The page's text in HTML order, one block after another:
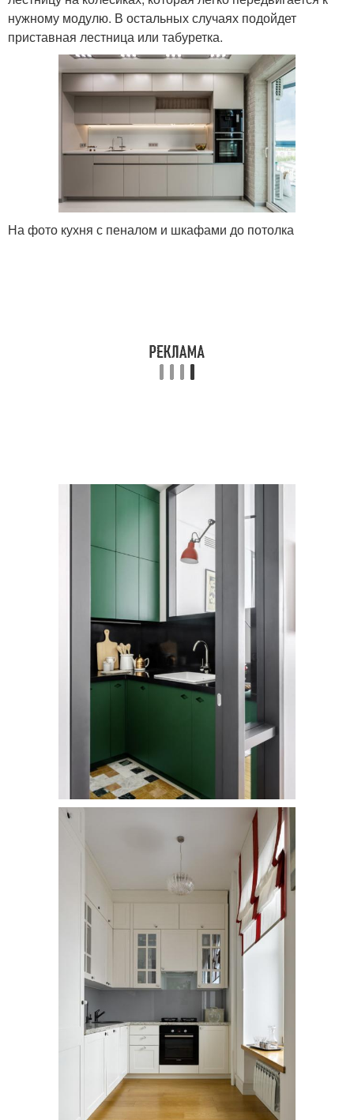
нужному модулю. В остальных случаях подойдет
приставная лестница или табуретка.
На фото кухня с пеналом и шкафами до потолка